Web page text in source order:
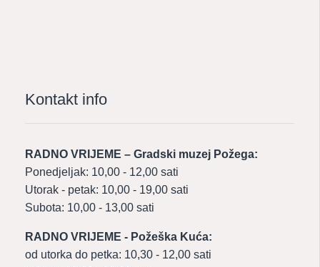
Kontakt info
RADNO VRIJEME – Gradski muzej Požega:
Ponedjeljak: 10,00 - 12,00 sati
Utorak - petak: 10,00 - 19,00 sati
Subota: 10,00 - 13,00 sati
RADNO VRIJEME - Požeška Kuća:
od utorka do petka: 10,30 - 12,00 sati